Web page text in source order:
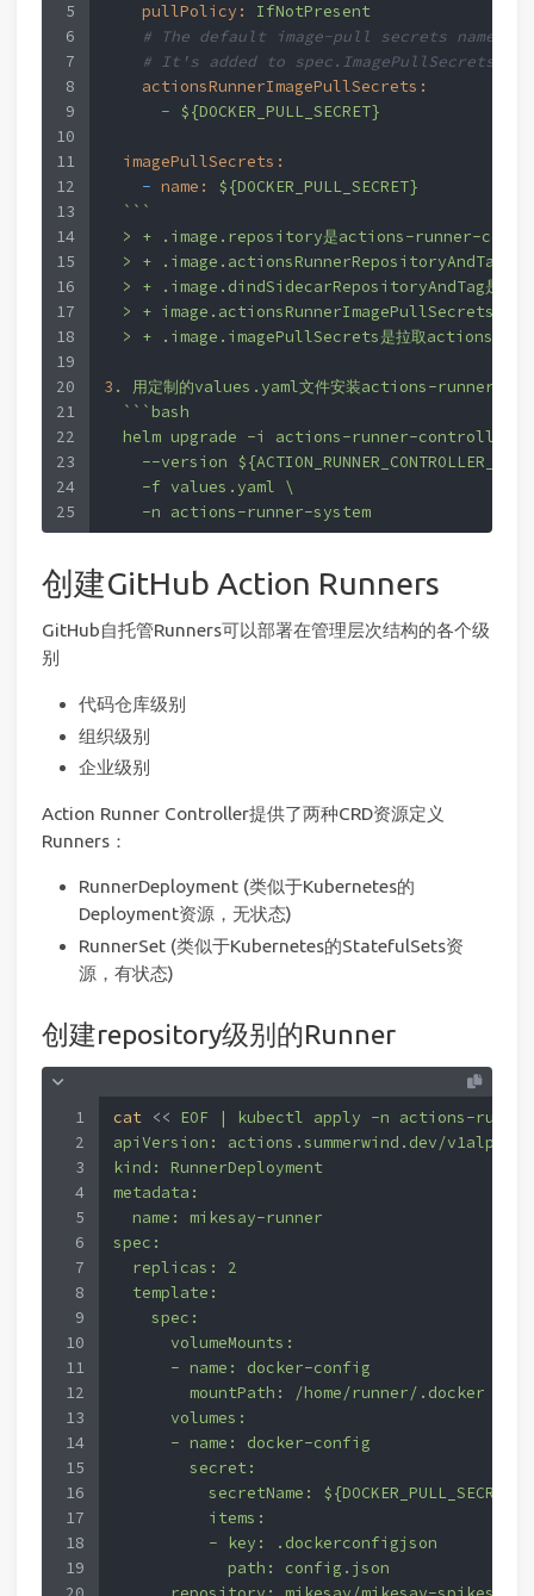
5
6
7
8
9
10
11
12
13
14
15
16
17
18
19
20
21
22
23
24
25
pullPolicy:
IfNotPresent
# The default image-pull secrets name
# It's added to spec.ImagePullSecrets
actionsRunnerImagePullSecrets:
- ${DOCKER_PULL_SECRET}
imagePullSecrets:
- name:
${DOCKER_PULL_SECRET}
```
>
+
.image.repository是actions-runner-
>
+
.image.actionsRunnerRepositoryAndTag是
>
+
.image.dindSidecarRepositoryAndTag是
>
+ image.actionsRunnerImagePullSecrets是拉
>
+ .image.imagePullSecrets是拉取actions-
3 .
用定制的values.yaml文件安装actions-runner-
```bash
helm upgrade -i actions-runner-controller
--version
-f values.yaml \
-n actions-runner-system
创建GitHub Action Runners
GitHub自托管Runners可以部署在管理层次结构的各个级
别
代码仓库级别
组织级别
企业级别
Action Runner Controller提供了两种CRD资源定义
Runners：
RunnerDeployment (类似于Kubernetes的
Deployment资源，无状态)
RunnerSet (类似于Kubernetes的StatefulSets资
源，有状态)
创建repository级别的Runner
1
2
3
4
5
6
7
8
9
10
11
12
13
14
15
16
17
18
19
cat <<
EOF | kubectl apply -n actions-
apiVersion: actions.summerwind.dev/v1alpha1
kind: RunnerDeployment
metadata:
  name: mikesay-runner
spec:
  replicas: 2
  template:
    spec:
      volumeMounts:
      - name: docker-config
        mountPath: /home/runner/.docker
      volumes:
      - name: docker-config
        secret:
          secretName: ${DOCKER_PULL_SECRET}
          items:
          - key: .dockerconfigjson
            path: config.json